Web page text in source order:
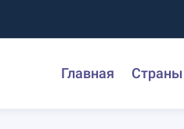
Главная Страны